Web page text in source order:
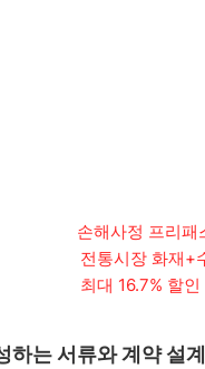
손해사정 프리패
전통시장 화재+
최대 16.7% 할
하는 서류와 계약 설계